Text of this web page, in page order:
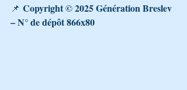
📌 Copyright © 2025 Génération Breslev
– N° de dépôt 866x80